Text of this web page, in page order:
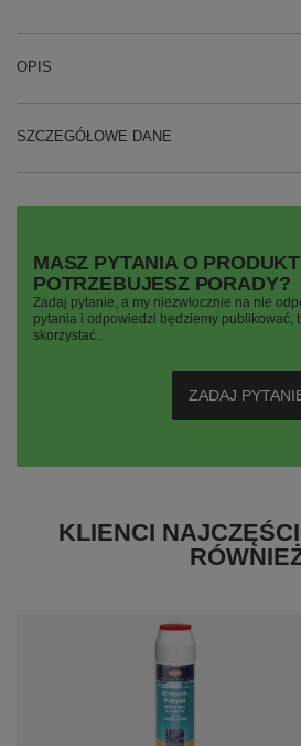
OPIS
SZCZEGÓŁOWE DANE
MASZ PYTANIA O
POTRZEBUJESZ PORADY?
Zadaj pytanie, a my niezwłocznie na nie
pytania i odpowiedzi będziemy publikować,
skorzystać..
ZADAJ
KLIENCI